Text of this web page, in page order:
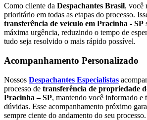
Como cliente da Despachantes Brasil, você
prioritário em todas as etapas do processo.
transferência de veículo em Pracinha - SP
máxima urgência, reduzindo o tempo de
tudo seja resolvido o mais rápido possível.
Acompanhamento Personalizado
Nossos Despachantes Especialistas
processo de transferência de propriedade
Pracinha – SP, mantendo você informado e
dúvidas. Esse acompanhamento próximo
sempre ciente do andamento do seu processo.